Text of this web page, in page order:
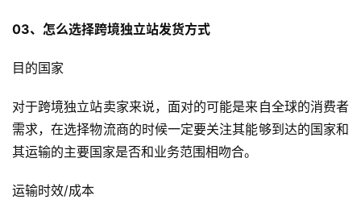
03、怎么选择跨境独立站发货方式
目的国家
对于跨境独立站卖家来说，面对的可能是来自全球的消费者
需求，在选择物流商的时候一定要关注其能够到达的国家和
其运输的主要国家是否和业务范围相吻合。
运输时效/成本